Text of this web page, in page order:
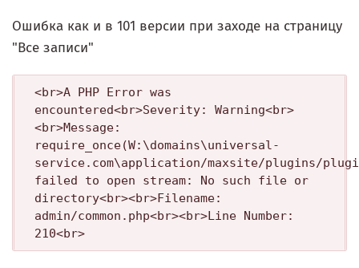
Ошибка как и в 101 версии при заходе на страницу
"Все записи"
<br>A PHP Error was
encountered<br>Severity: Warning<br>
<br>Message:
require_once(W:\domains\universal-
service.com\application/maxsite/plugins/
failed to open stream: No such file or
directory<br><br>Filename:
admin/common.php<br><br>Line Number:
210<br>